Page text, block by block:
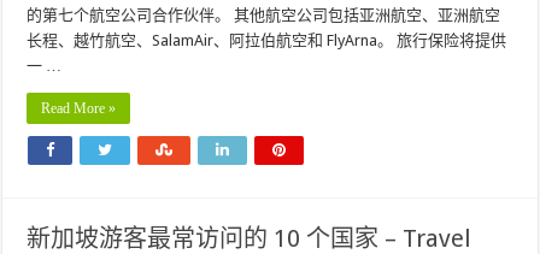
的第七个航空公司合作伙伴。 其他航空公司包括亚洲航空、亚洲航空
长程、越竹航空、SalamAir、阿拉伯航空和 FlyArna。 旅行保险将提供
一 …
Read More »
新加坡游客最常访问的 10 个国家 – Travel